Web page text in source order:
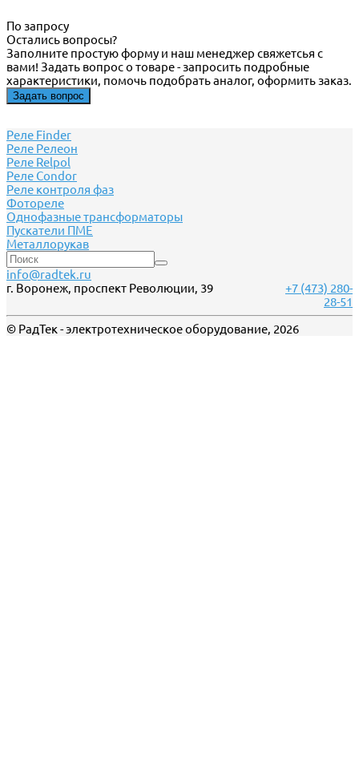
По запросу
Остались вопросы?
Заполните простую форму и наш менеджер свяжетсья с
вами! Задать вопрос о товаре - запросить подробные
характеристики, помочь подобрать аналог, оформить заказ.
Задать вопрос
Реле Finder
Реле Релеон
Реле Relpol
Реле Сondor
Реле контроля фаз
Фотореле
Однофазные трансформаторы
Пускатели ПМЕ
Металлорукав
info@radtek.ru
г. Воронеж, проспект Революции, 39
+7 (473) 280-
28-51
© РадТек - электротехническое оборудование, 2026